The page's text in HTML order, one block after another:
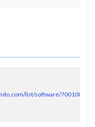
list/software/